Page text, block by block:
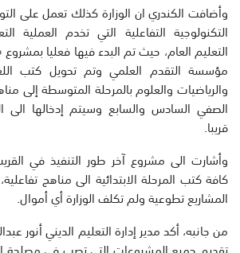
وأضافت الكندري ان الوزارة كذلك تعمل على
التكنولوجية التفاعلية التي تخدم العملية
التعليم العام، حيث تم البدء فيها فعليا
مؤسسة التقدم العلمي وتم تحويل كتب اللغة
والرياضيات والعلوم بالمرحلة المتوسطة إلى
الصفي السادس والسابع وسيتم إدخالها الى
قريبا.
وأشارت الى مشروع آخر طور التنفيذ في
كافة كتب المرحلة الابتدائية الى مناهج
المشاريع تطوعية ولم تكلف الوزارة أي أموال.
من جانبه، أكد مدير إدارة التعليم الديني أنور